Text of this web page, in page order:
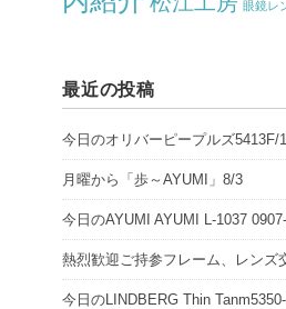
眼鏡レ
最近の投稿
今日のオリバーピープルズ5413F/
月曜から「歩～AYUMI」8/3
今日のAYUMI AYUMI L-1037
熱烈歓迎ご持参フレーム、レンズ
今日のLINDBERG Thin